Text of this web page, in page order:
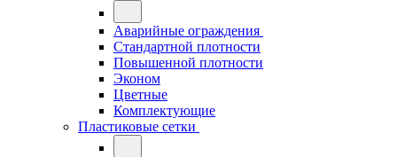
Аварийные ограждения
Стандартной плотности
Повышенной плотности
Эконом
Цветные
Комплектующие
Пластиковые сетки